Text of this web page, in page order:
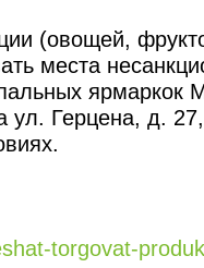
(овощей,
места
Герцена, д.
torgovat-